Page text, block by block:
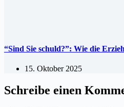
“Sind Sie schuld?”: Wie die
15. Oktober 2025
Schreibe einen